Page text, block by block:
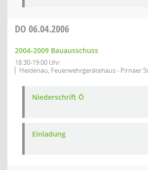
DO 06.04.2006
2004-2009 Bauausschuss
18:30-19:00 Uhr
Heidenau, Feuerwehrgerätehaus - Pirnaer
Niederschrift Ö
Einladung